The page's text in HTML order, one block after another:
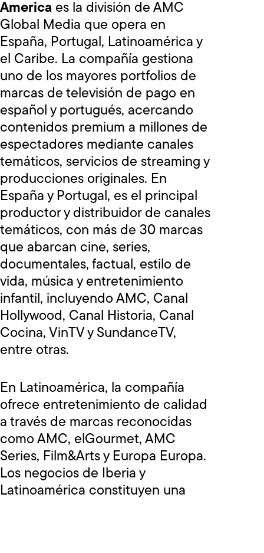
America es la división de AMC
Global Media que opera en
España, Portugal, Latinoamérica y
el Caribe. La compañía gestiona
uno de los mayores portfolios de
marcas de televisión de pago en
español y portugués, acercando
contenidos premium a millones de
espectadores mediante canales
temáticos, servicios de streaming y
producciones originales. En
España y Portugal, es el principal
productor y distribuidor de canales
temáticos, con más de 30 marcas
que abarcan cine, series,
documentales, factual, estilo de
vida, música y entretenimiento
infantil, incluyendo AMC, Canal
Hollywood, Canal Historia, Canal
Cocina, VinTV y SundanceTV,
entre otras.
En Latinoamérica, la compañía
ofrece entretenimiento de calidad
a través de marcas reconocidas
como AMC, elGourmet, AMC
Series, Film&Arts y Europa Europa.
Los negocios de Iberia y
Latinoamérica constituyen una